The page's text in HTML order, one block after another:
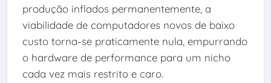
produção inflados permanentemente, a
viabilidade de computadores novos de baixo
custo torna-se praticamente nula, empurrando
o hardware de performance para um nicho
cada vez mais restrito e caro.